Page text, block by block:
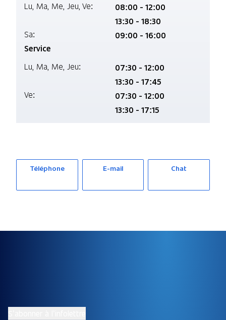
Lu, Ma, Me, Jeu, Ve:
08:00 - 12:00
13:30 - 18:30
Sa:
09:00 - 16:00
Service
Lu, Ma, Me, Jeu:
07:30 - 12:00
13:30 - 17:45
Ve:
07:30 - 12:00
13:30 - 17:15
Téléphone E-mail Chat